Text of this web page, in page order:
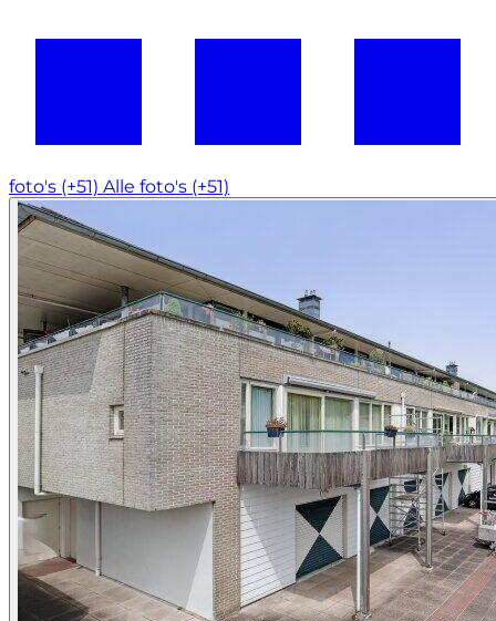
foto's (+51) Alle foto's (+51)